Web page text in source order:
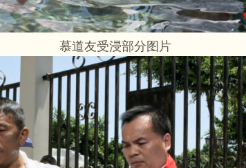
慕道友受浸部分图片